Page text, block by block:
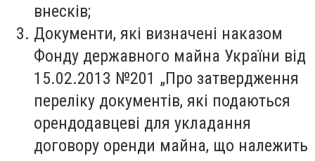
внесків;
Документи, які визначені наказом
Фонду державного майна України від
15.02.2013 №201 „Про затвердження
переліку документів, які подаються
орендодавцеві для укладання
договору оренди майна, що належить